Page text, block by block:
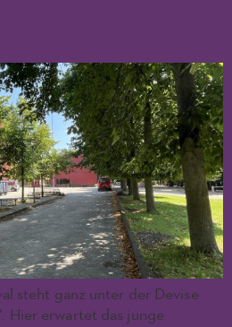
steht ganz unter der Devise
Hier erwartet das junge